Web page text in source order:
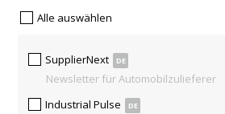
Alle auswählen
SupplierNext DE
Newsletter für Automobilzulieferer
Industrial Pulse
DE